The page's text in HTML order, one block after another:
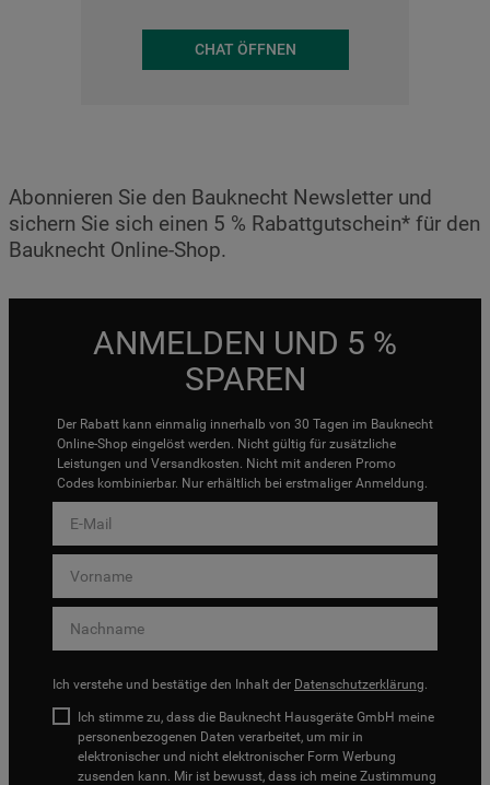
CHAT ÖFFNEN
Abonnieren Sie den Bauknecht Newsletter und
sichern Sie sich einen 5 % Rabattgutschein* für den
Bauknecht Online-Shop.
ANMELDEN UND 5 %
SPAREN
Der Rabatt kann einmalig innerhalb von 30 Tagen im Bauknecht
Online-Shop eingelöst werden. Nicht gültig für zusätzliche
Leistungen und Versandkosten. Nicht mit anderen Promo
Codes kombinierbar. Nur erhältlich bei erstmaliger Anmeldung.
Ich verstehe und bestätige den Inhalt der Datenschutzerklärung.
Ich stimme zu, dass die Bauknecht Hausgeräte GmbH meine
personenbezogenen Daten verarbeitet, um mir in
elektronischer und nicht elektronischer Form Werbung
zusenden kann. Mir ist bewusst, dass ich meine Zustimmung